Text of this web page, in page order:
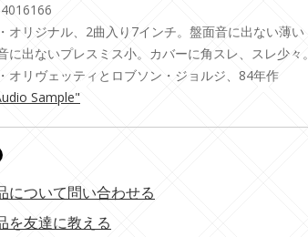
オリジナル、2曲入り7インチ。盤面音に出ない薄い
に出ないプレスミス小。カバーに角スレ、スレ少々。
オリヴェッティとロブソン・ジョルジ、84年作
Sample"
について問い合わせる
を友達に教える